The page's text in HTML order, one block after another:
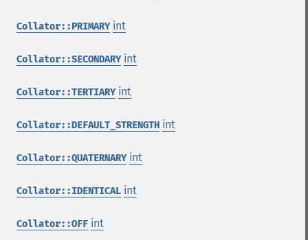
Collator::PRIMARY int
Collator::SECONDARY int
Collator::TERTIARY int
Collator::DEFAULT_STRENGTH int
Collator::QUATERNARY int
Collator::IDENTICAL int
Collator::OFF int